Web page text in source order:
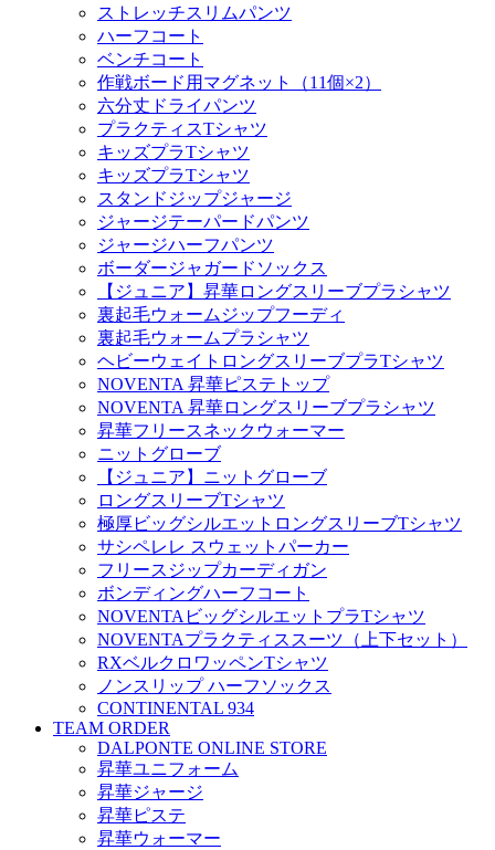
ストレッチスリムパンツ
ハーフコート
ベンチコート
作戦ボード用マグネット（11個×2）
六分丈ドライパンツ
プラクティスTシャツ
キッズプラTシャツ
キッズプラTシャツ
スタンドジップジャージ
ジャージテーパードパンツ
ジャージハーフパンツ
ボーダージャガードソックス
【ジュニア】昇華ロングスリーブプラシャツ
裏起毛ウォームジップフーディ
裏起毛ウォームプラシャツ
ヘビーウェイトロングスリーブプラTシャツ
NOVENTA 昇華ピステトップ
NOVENTA 昇華ロングスリーブプラシャツ
昇華フリースネックウォーマー
ニットグローブ
【ジュニア】ニットグローブ
ロングスリーブTシャツ
極厚ビッグシルエットロングスリーブTシャツ
サシペレレ スウェットパーカー
フリースジップカーディガン
ボンディングハーフコート
NOVENTAビッグシルエットプラTシャツ
NOVENTAプラクティススーツ（上下セット）
RXベルクロワッペンTシャツ
ノンスリップ ハーフソックス
CONTINENTAL 934
TEAM ORDER
DALPONTE ONLINE STORE
昇華ユニフォーム
昇華ジャージ
昇華ピステ
昇華ウォーマー